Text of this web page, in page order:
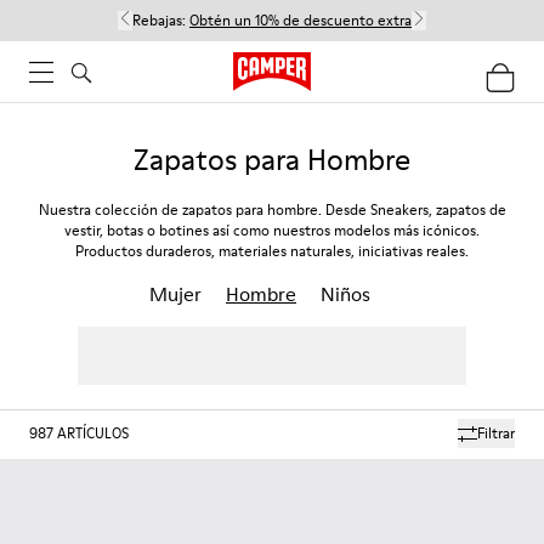
Rebajas: Obtén un 10% de descuento extra
Zapatos para Hombre
Nuestra colección de zapatos para hombre. Desde Sneakers, zapatos de
vestir, botas o botines así como nuestros modelos más icónicos.
Productos duraderos, materiales naturales, iniciativas reales.
Mujer Hombre Niños
Filtrar
987ARTÍCULOS